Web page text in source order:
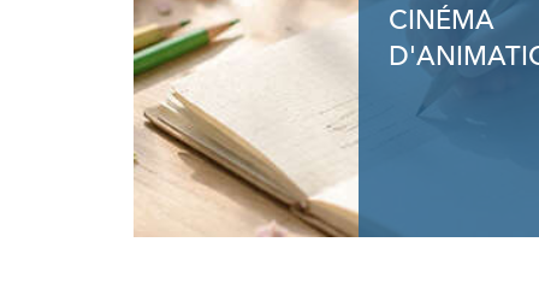
CINÉMA